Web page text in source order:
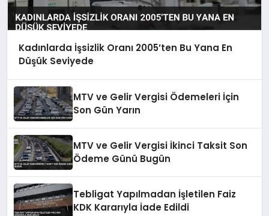
Kadınlarda İşsizlik Oranı 2005’ten Bu Yana En
Düşük Seviyede
MTV ve Gelir Vergisi Ödemeleri İçin
Son Gün Yarın
MTV ve Gelir Vergisi İkinci Taksit Son
Ödeme Günü Bugün
Tebligat Yapılmadan İşletilen Faiz
KDK Kararıyla İade Edildi